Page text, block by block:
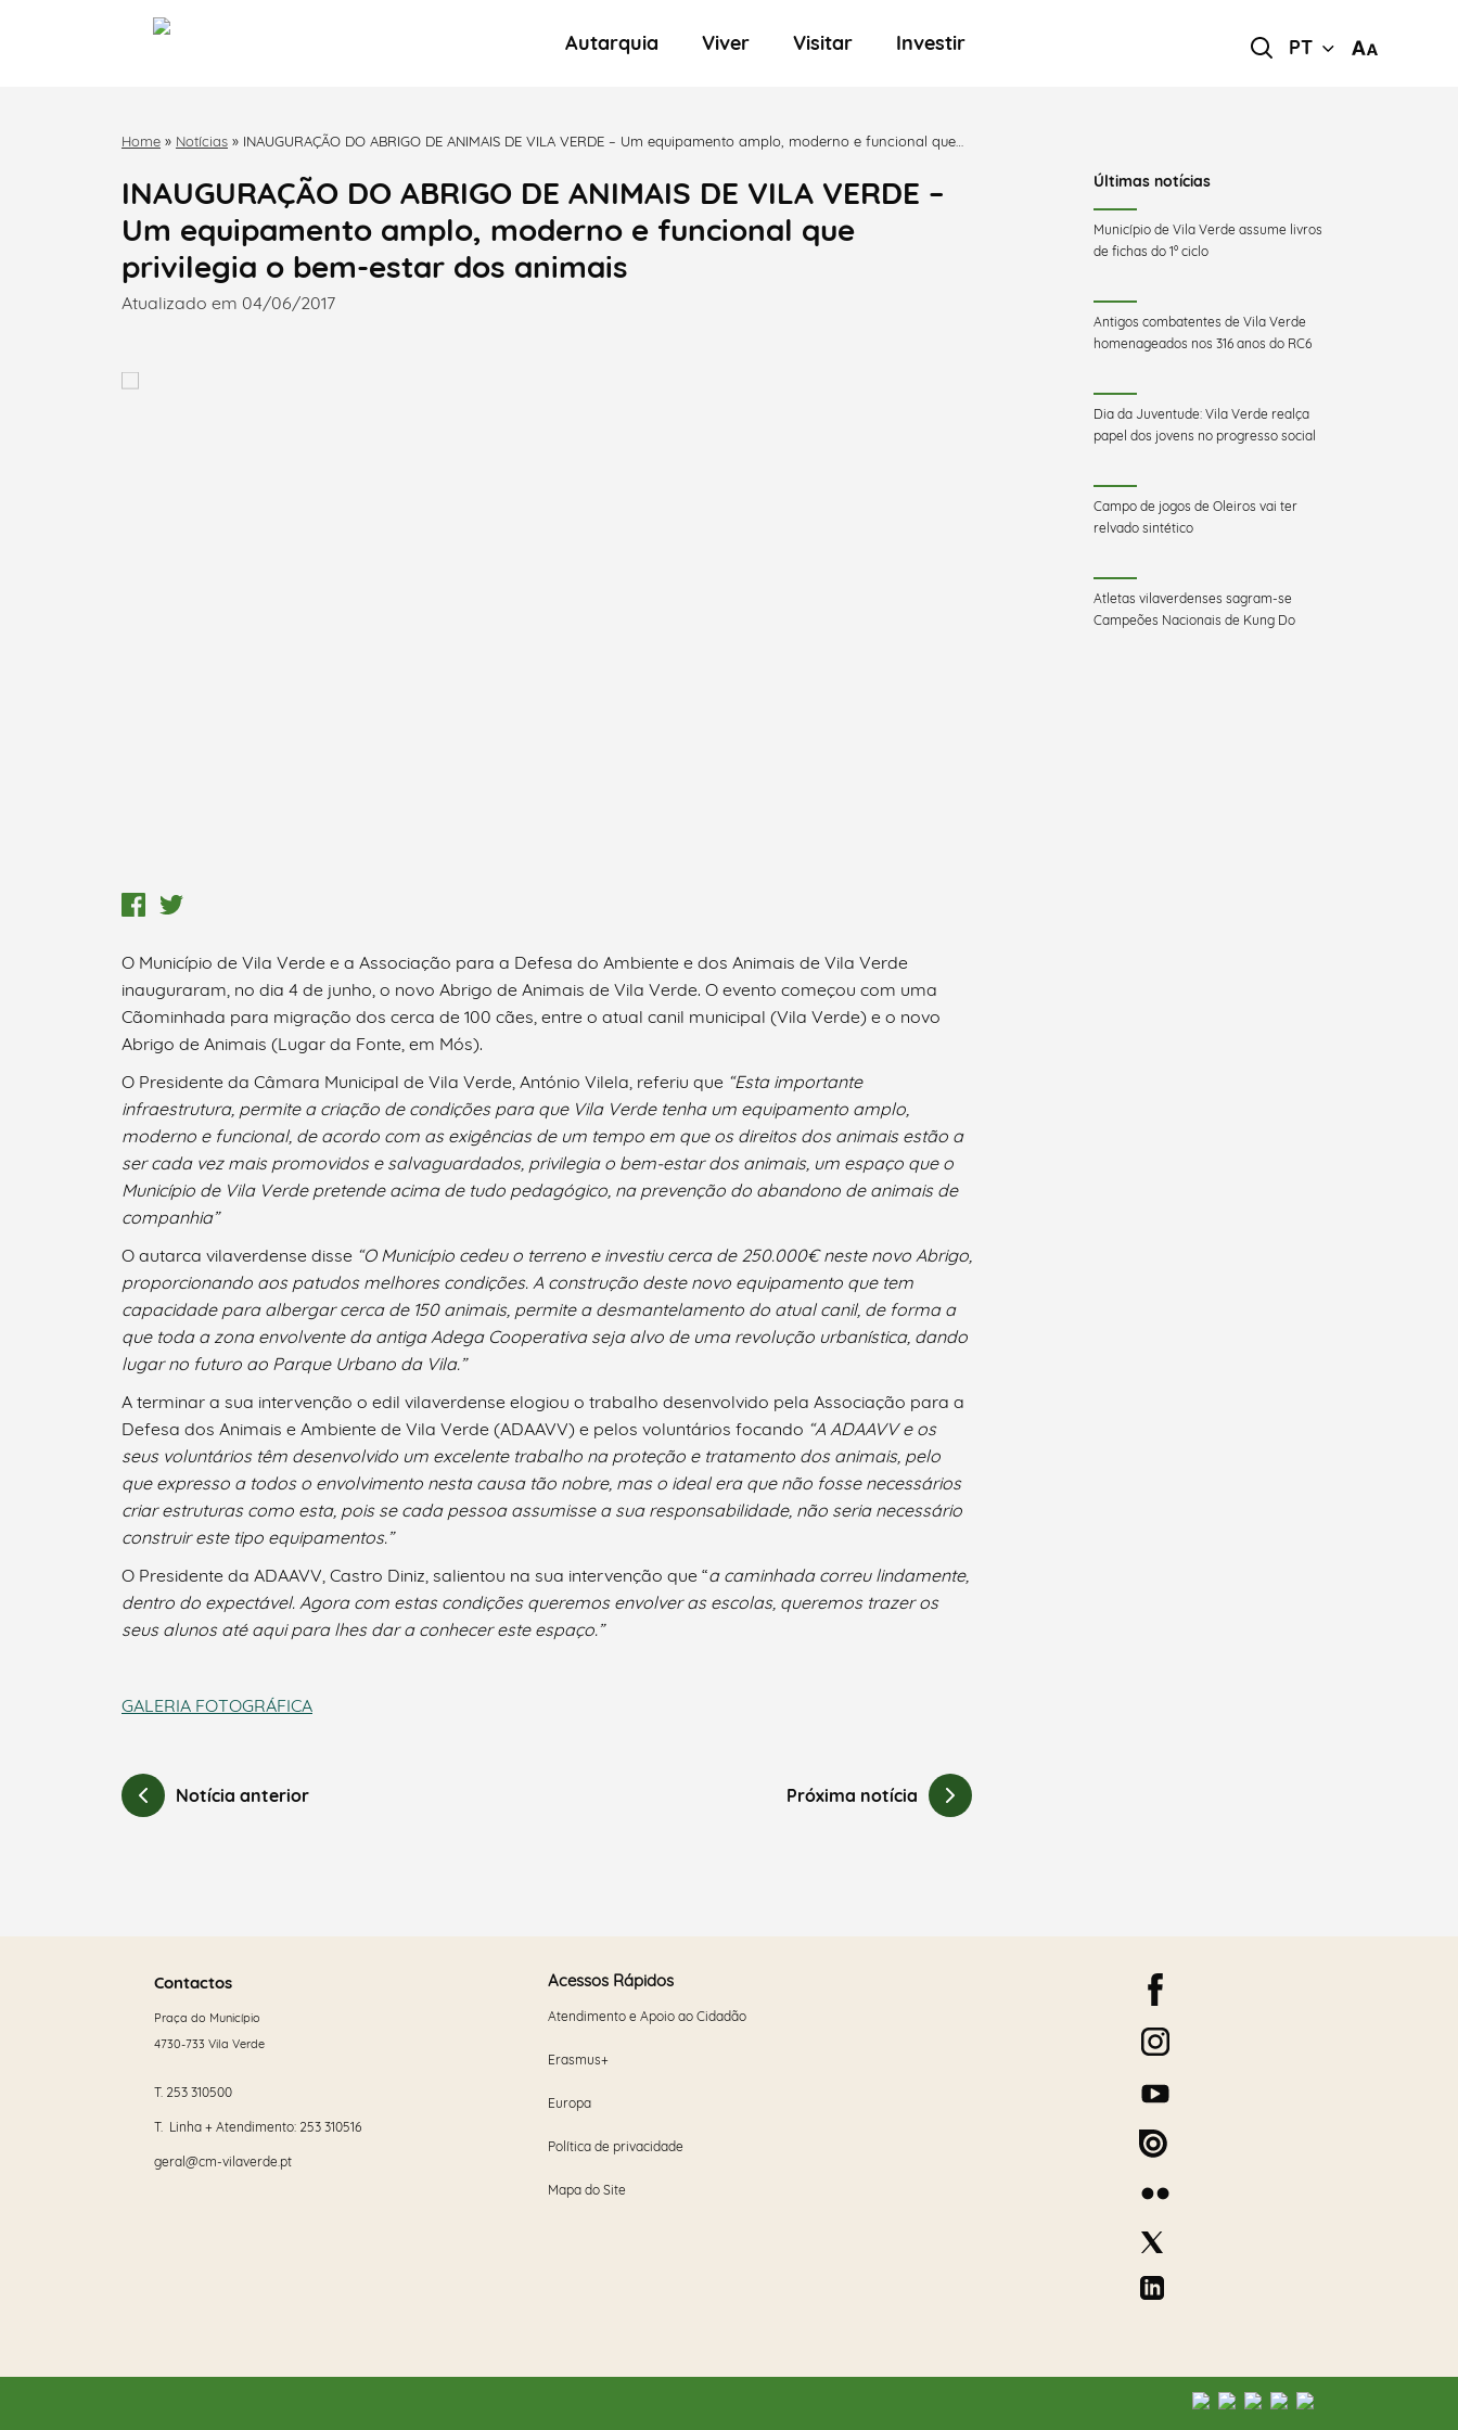
Autarquia Viver Visitar Investir PT
Termo de Pesquisa
Categorias gerais
Filtros
Home » Notícias » INAUGURAÇÃO DO ABRIGO DE ANIMAIS DE VILA VERDE – Um equipamento amplo, moderno e funcional que
INAUGURAÇÃO DO ABRIGO DE ANIMAIS DE VILA VERDE –
Um equipamento amplo, moderno e funcional que
privilegia o bem-estar dos animais
Atualizado em 04/06/2017
O Município de Vila Verde e a Associação para a Defesa do Ambiente e dos Animais de Vila Verde
inauguraram, no dia 4 de junho, o novo Abrigo de Animais de Vila Verde. O evento começou com uma
Cãominhada para migração dos cerca de 100 cães, entre o atual canil municipal (Vila Verde) e o novo
Abrigo de Animais (Lugar da Fonte, em Mós).
O Presidente da Câmara Municipal de Vila Verde, António Vilela, referiu que “Esta importante
infraestrutura, permite a criação de condições para que Vila Verde tenha um equipamento amplo,
moderno e funcional, de acordo com as exigências de um tempo em que os direitos dos animais estão a
ser cada vez mais promovidos e salvaguardados, privilegia o bem-estar dos animais, um espaço que o
Município de Vila Verde pretende acima de tudo pedagógico, na prevenção do abandono de animais de
companhia”
O autarca vilaverdense disse “O Município cedeu o terreno e investiu cerca de 250.000€ neste novo Abrigo,
proporcionando aos patudos melhores condições. A construção deste novo equipamento que tem
capacidade para albergar cerca de 150 animais, permite a desmantelamento do atual canil, de forma a
que toda a zona envolvente da antiga Adega Cooperativa seja alvo de uma revolução urbanística, dando
lugar no futuro ao Parque Urbano da Vila.”
A terminar a sua intervenção o edil vilaverdense elogiou o trabalho desenvolvido pela Associação para a
Defesa dos Animais e Ambiente de Vila Verde (ADAAVV) e pelos voluntários focando “A ADAAVV e os
seus voluntários têm desenvolvido um excelente trabalho na proteção e tratamento dos animais, pelo
que expresso a todos o envolvimento nesta causa tão nobre, mas o ideal era que não fosse necessários
criar estruturas como esta, pois se cada pessoa assumisse a sua responsabilidade, não seria necessário
construir este tipo equipamentos.”
O Presidente da ADAAVV, Castro Diniz, salientou na sua intervenção que “a caminhada correu lindamente,
dentro do expectável. Agora com estas condições queremos envolver as escolas, queremos trazer os
seus alunos até aqui para lhes dar a conhecer este espaço.”
GALERIA FOTOGRÁFICA
Notícia anterior Próxima notícia
Últimas notícias
Município de Vila Verde assume livros
de fichas do 1º ciclo
Antigos combatentes de Vila Verde
homenageados nos 316 anos do RC6
Dia da Juventude: Vila Verde realça
papel dos jovens no progresso social
Campo de jogos de Oleiros vai ter
relvado sintético
Atletas vilaverdenses sagram-se
Campeões Nacionais de Kung Do
Contactos
Praça do Município
4730-733 Vila Verde
T. 253 310500
T. Linha + Atendimento: 253 310516
geral@cm-vilaverde.pt
Acessos Rápidos
Atendimento e Apoio ao Cidadão
Erasmus+
Europa
Política de privacidade
Mapa do Site